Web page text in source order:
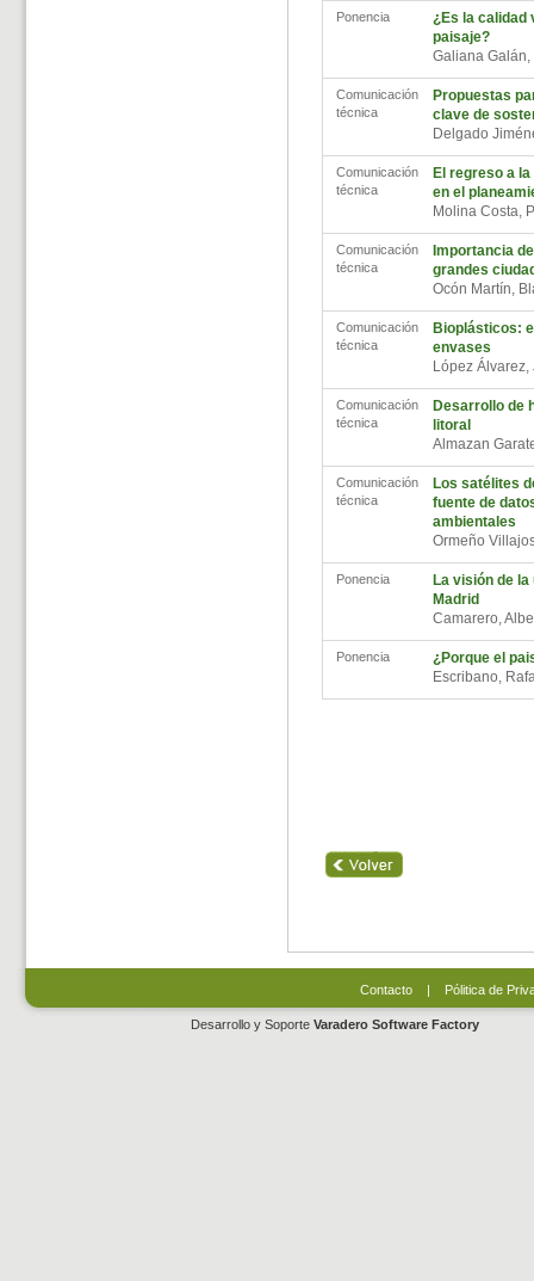
Ponencia
¿Es la calidad
paisaje?
Galiana
Comunicación
técnica
Propuestas
clave de
Delgado
Comunicación
técnica
El regreso a
en el
Molina Costa,
Comunicación
técnica
Importancia
grandes
Ocón Martín,
Comunicación
técnica
Bioplásticos:
envases
López
Comunicación
técnica
Desarrollo de
litoral
Almazan
Comunicación
técnica
Los satélites
fuente de
ambientales
Ormeño
Ponencia
La visión de
Madrid
Camarero,
Ponencia
¿Porque el
Escribano,
Contacto| Pólitica de
Desarrollo y Soporte Varadero Software Factory